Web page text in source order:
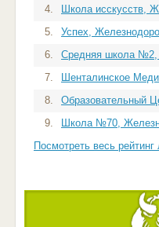
4.
Школа исскусств,
5.
Успех,
6.
Средняя школа №2,
7.
Шенталинское
8.
Образовательный
9.
Школа №70,
Посмотреть весь